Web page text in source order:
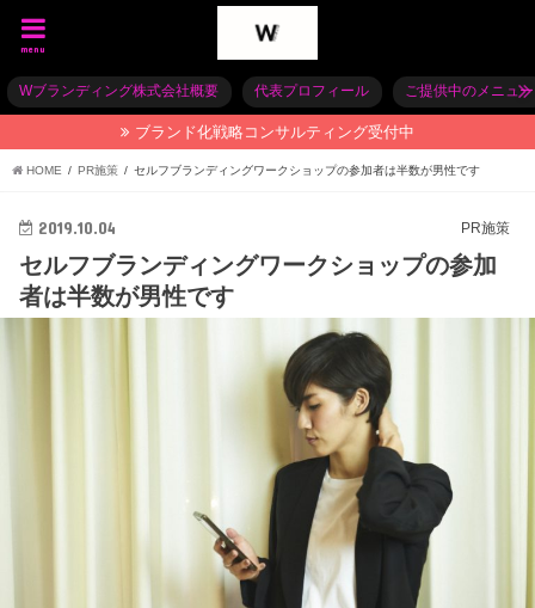
menu
Wブランディング株式会社概要 代表プロフィール ご提供中のメニュー
ブランド化戦略コンサルティング受付中
HOME PR施策 セルフブランディングワークショップの参加者は半数が男性です
PR施策
2019.10.04
セルフブランディングワークショップの参加
者は半数が男性です